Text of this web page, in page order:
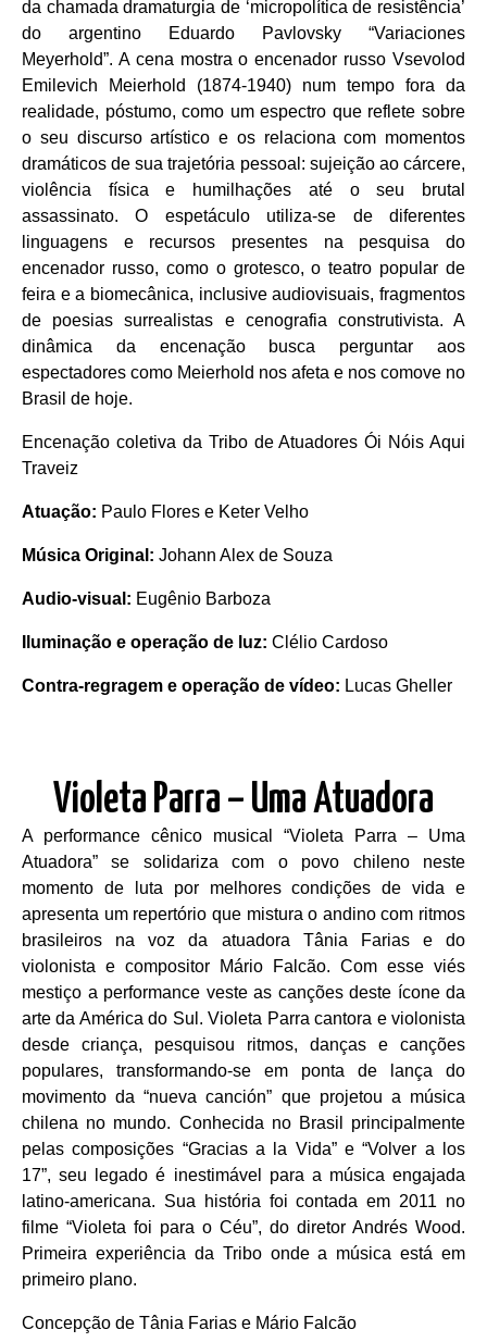
da chamada dramaturgia de ‘micropolítica de resistência’
do argentino Eduardo Pavlovsky “Variaciones
Meyerhold”. A cena mostra o encenador russo Vsevolod
Emilevich Meierhold (1874-1940) num tempo fora da
realidade, póstumo, como um espectro que reflete sobre
o seu discurso artístico e os relaciona com momentos
dramáticos de sua trajetória pessoal: sujeição ao cárcere,
violência física e humilhações até o seu brutal
assassinato. O espetáculo utiliza-se de diferentes
linguagens e recursos presentes na pesquisa do
encenador russo, como o grotesco, o teatro popular de
feira e a biomecânica, inclusive audiovisuais, fragmentos
de poesias surrealistas e cenografia construtivista. A
dinâmica da encenação busca perguntar aos
espectadores como Meierhold nos afeta e nos comove no
Brasil de hoje.
Encenação coletiva da Tribo de Atuadores Ói Nóis Aqui
Traveiz
Atuação: Paulo Flores e Keter Velho
Música Original: Johann Alex de Souza
Audio-visual: Eugênio Barboza
Iluminação e operação de luz: Clélio Cardoso
Contra-regragem e operação de vídeo: Lucas Gheller
Violeta Parra – Uma Atuadora
A performance cênico musical “Violeta Parra – Uma
Atuadora” se solidariza com o povo chileno neste
momento de luta por melhores condições de vida e
apresenta um repertório que mistura o andino com ritmos
brasileiros na voz da atuadora Tânia Farias e do
violonista e compositor Mário Falcão. Com esse viés
mestiço a performance veste as canções deste ícone da
arte da América do Sul. Violeta Parra cantora e violonista
desde criança, pesquisou ritmos, danças e canções
populares, transformando-se em ponta de lança do
movimento da “nueva canción” que projetou a música
chilena no mundo. Conhecida no Brasil principalmente
pelas composições “Gracias a la Vida” e “Volver a los
17”, seu legado é inestimável para a música engajada
latino-americana. Sua história foi contada em 2011 no
filme “Violeta foi para o Céu”, do diretor Andrés Wood.
Primeira experiência da Tribo onde a música está em
primeiro plano.
Concepção de Tânia Farias e Mário Falcão